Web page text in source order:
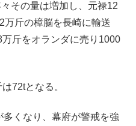
その量は増加し、元禄12
万斤の樟脳を長崎に輸送
斤をオランダに売り1000
72tとなる。
くなり、幕府が警戒を強